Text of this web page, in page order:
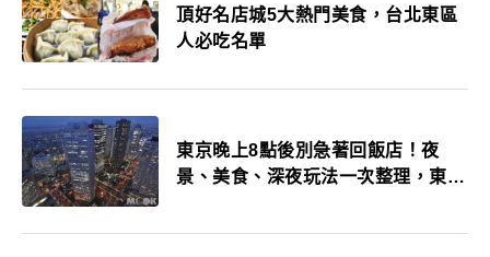
頂好名店城5大熱門美食，台北東區
人必吃名單
東京晚上8點後別急著回飯店！夜
景、美食、深夜玩法一次整理，東京